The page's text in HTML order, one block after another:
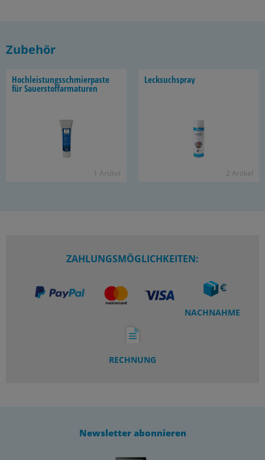
Zubehör
Hoch­leis­tungs­schmier­pas­te
für Sauer­stoff­ar­ma­tu­ren
1 Ar­ti­kel
Leck­such­spray
2 Ar­ti­kel
ZAHLUNGSMÖGLICHKEITEN:
NACHNAHME
RECHNUNG
Newsletter abonnieren